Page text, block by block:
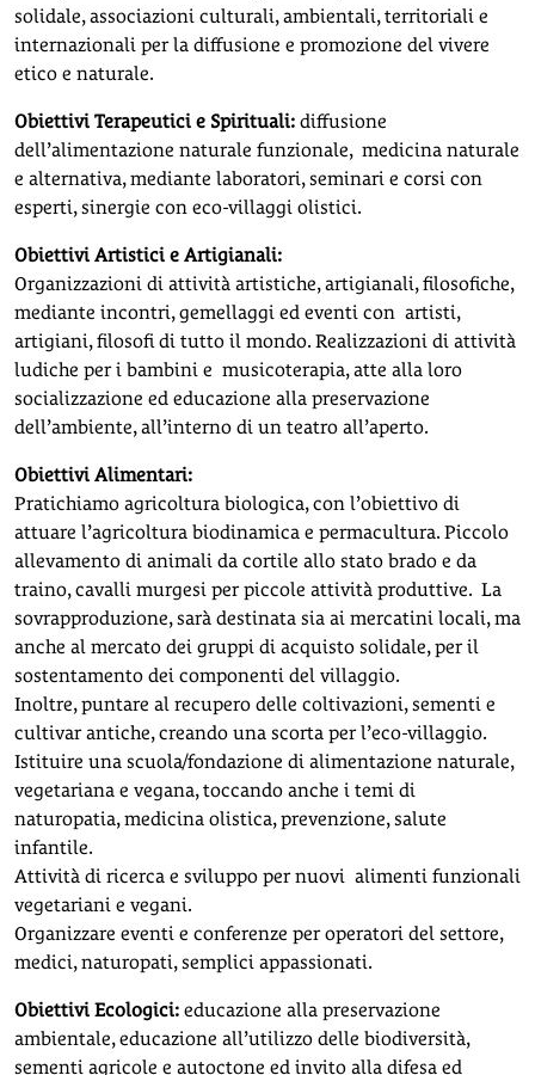
solidale, associazioni culturali, ambientali, territoriali e
internazionali per la diffusione e promozione del vivere
etico e naturale.
Obiettivi Terapeutici e Spirituali: diffusione
dell’alimentazione naturale funzionale, medicina naturale
e alternativa, mediante laboratori, seminari e corsi con
esperti, sinergie con eco-villaggi olistici.
Obiettivi Artistici e Artigianali:
Organizzazioni di attività artistiche, artigianali, filosofiche,
mediante incontri, gemellaggi ed eventi con artisti,
artigiani, filosofi di tutto il mondo. Realizzazioni di attività
ludiche per i bambini e musicoterapia, atte alla loro
socializzazione ed educazione alla preservazione
dell’ambiente, all’interno di un teatro all’aperto.
Obiettivi Alimentari:
Pratichiamo agricoltura biologica, con l’obiettivo di
attuare l’agricoltura biodinamica e permacultura. Piccolo
allevamento di animali da cortile allo stato brado e da
traino,cavalli murgesi per piccole attività produttive. La
sovrapproduzione, sarà destinata sia ai mercatini locali, ma
anche al mercato dei gruppi di acquisto solidale, per il
sostentamento dei componenti del villaggio.
Inoltre, puntare al recupero delle coltivazioni, sementi e
cultivar antiche, creando una scorta per l’eco-villaggio.
Istituire una scuola/fondazione di alimentazione naturale,
vegetariana e vegana, toccando anche i temi di
naturopatia, medicina olistica, prevenzione, salute
infantile.
Attività di ricerca e sviluppo per nuovi alimenti funzionali
vegetariani e vegani.
Organizzare eventi e conferenze per operatori del settore,
medici, naturopati, semplici appassionati.
Obiettivi Ecologici: educazione alla preservazione
ambientale, educazione all’utilizzo delle biodiversità,
sementi agricole e autoctone ed invito alla difesa ed